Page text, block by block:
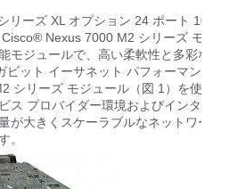
リーズ XL オプション 24 ポート 10 ギ
Nexus 7000 M2 シリーズ モジュ
モジュールで、高い柔軟性と多彩な機
ビット イーサネット パフォーマンスを
シリーズ モジュール（図 1）を使用す
ス プロバイダー環境およびインターネ
が大きくスケーラブルなネットワーク
。